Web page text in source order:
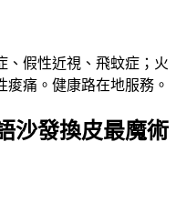
、假性近視、飛蚊症；火
痛。健康路在地服務。
沙發換皮最魔術